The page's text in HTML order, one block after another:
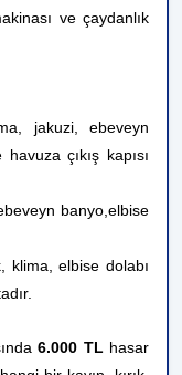
ve çaydanlık
jakuzi, ebeveyn
çıkış kapısı
banyo,elbise
klima, elbise dolabı
6.000 TL hasar